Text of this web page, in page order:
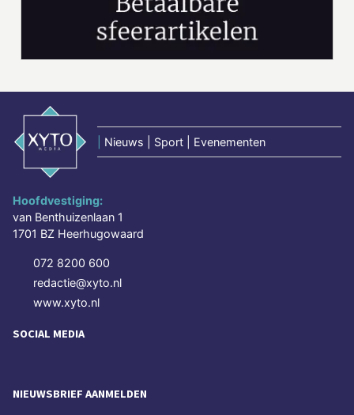
Nieuws | Sport | Evenementen
Hoofdvestiging:
van Benthuizenlaan 1
1701 BZ Heerhugowaard
072 8200 600
redactie@xyto.nl
www.xyto.nl
SOCIAL MEDIA
NIEUWSBRIEF AANMELDEN